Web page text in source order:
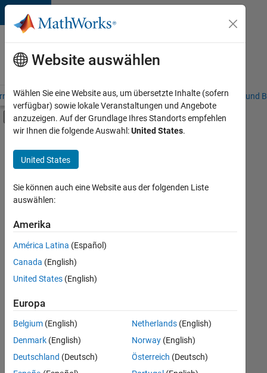
Weiter zum Inhalt
Karriere
bei
MathWorks
– Übersicht Stellensuche Niederlassungen Studierende und
Umschaltung für Off-Canvas-
Hauptinhalt
Customer Support
Education Sales
Sales Operations
Marketing Communications
Marketing Services
Finance and Operations
Human Resources
Legal
+8
Derzeit
es
keine
offenen
Stellen,
Ihren
Suchkriterien
entsprechen.
können
Website auswählen
Wählen Sie eine Website aus, um übersetzte Inhalte (sofern
verfügbar) sowie lokale Veranstaltungen und Angebote
anzuzeigen. Auf der Grundlage Ihres Standorts empfehlen
wir Ihnen die folgende Auswahl:United States.
United States
Sie können auch eine Website aus der folgenden Liste
auswählen:
Amerika
América Latina (Español)
Canada (English)
United States (English)
Europa
Belgium (English)
Denmark (English)
Deutschland (Deutsch)
Netherlands(English)
Norway(English)
Österreich (Deutsch)